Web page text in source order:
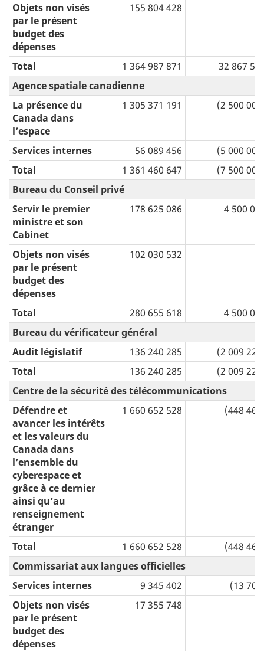
Objets non visés
par le présent
budget des
dépenses
155 804 428
Total 1 364 987 871
32 867
Agence spatiale canadienne
La présence du
Canada dans
l’espace
1 305 371 191 (2 500
Services internes 56 089 456
(5 000
Total
1 361 460 647
(7 500
Bureau du Conseil privé
Servir le premier
ministre et son
Cabinet
178 625 086 4 500
Objets non visés
par le présent
budget des
dépenses
102 030 532
Total 280 655 618
4 500
Bureau du vérificateur général
Audit législatif
136 240 285
(2 009
Total
136 240 285
(2 009
Centre de la sécurité des télécommunications
Défendre et
avancer les intérêts
et les valeurs du
Canada dans
l’ensemble du
cyberespace et
grâce à ce dernier
ainsi qu’au
renseignement
étranger
1 660 652 528 (448
Total 1 660 652 528
(448
Commissariat aux langues officielles
Services internes
9 345 402
(13
Objets non visés
par le présent
budget des
dépenses
17 355 748